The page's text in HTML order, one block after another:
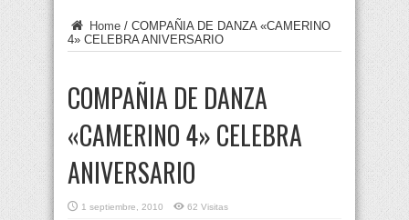
Home / COMPAÑIA DE DANZA «CAMERINO
4» CELEBRA ANIVERSARIO
COMPAÑIA DE DANZA
«CAMERINO 4» CELEBRA
ANIVERSARIO
1 septiembre, 2010 62 Visitas